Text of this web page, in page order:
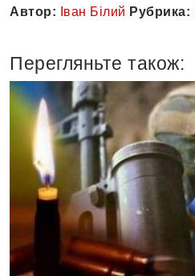
Автор: Іван Білий Рубрика:
Перегляньте також: